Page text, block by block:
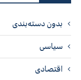
بدون دسته‌بندی
سیاسی
اقتصادی